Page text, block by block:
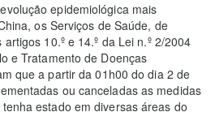
epidemiológica mais
os Serviços de Saúde, de
10.º e 14.º da Lei n.º 2/2004
e Tratamento de Doenças
que a partir da 01h00 do dia 2 de
ou canceladas as medidas
estado em diversas áreas do